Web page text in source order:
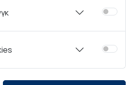
ειδών, μελετημένες για
χρήση και τις μεταβολές
προσφέρεται περιορισμένη